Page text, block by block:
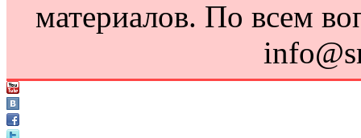
материалов. По всем